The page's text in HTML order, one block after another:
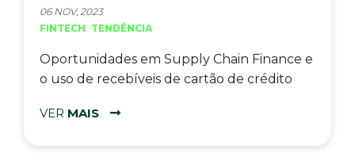
06 NOV, 2023
FINTECH TENDÊNCIA
Oportunidades em Supply Chain Finance e
o uso de recebíveis de cartão de crédito
VER MAIS